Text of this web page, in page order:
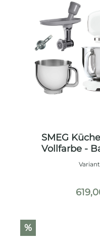
SMEG
Vollfarbe -
%